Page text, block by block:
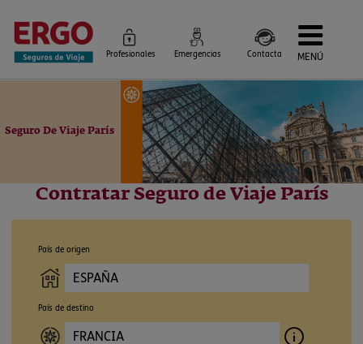
Profesionales Emergencias Contacta MENÚ
Más Seguros
Blog
Siniestros e Instrucciones
Seguro De Viaje París
Contratar Seguro de Viaje París
País de origen
País de destino